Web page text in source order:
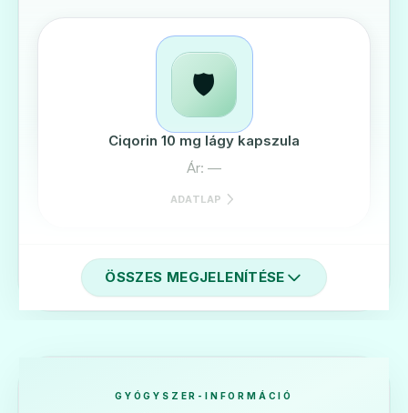
🛡️
Ciqorin 10 mg lágy kapszula
Ár: —
ADATLAP
🛡️
Ár: —
ÖSSZES MEGJELENÍTÉSE
GYÓGYSZER-INFORMÁCIÓ